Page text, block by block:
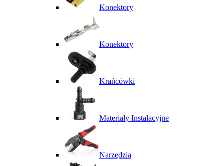
Konektory
Konektory
Krańcówki
Materiały Instalacyjne
Narzędzia